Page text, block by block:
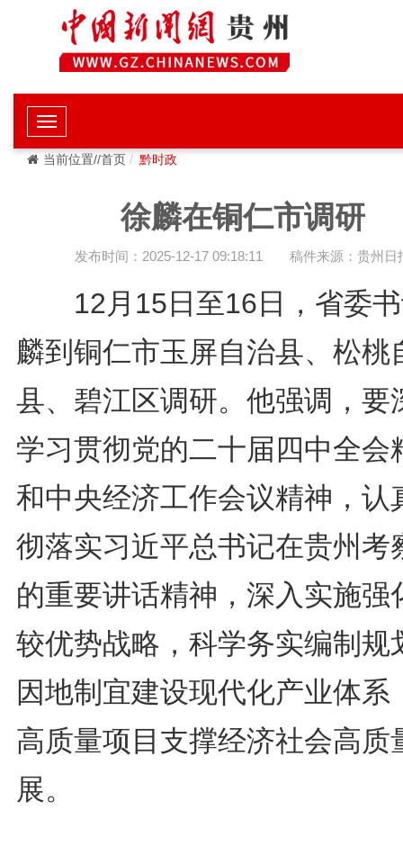
当前位置//首页 黔时政
徐麟在铜仁市调研
发布时间：2025-12-17 09:18:11 稿件来源：贵州日
12月15日至16日，省委书
麟到铜仁市玉屏自治县、松桃
县、碧江区调研。他强调，要
学习贯彻党的二十届四中全会
和中央经济工作会议精神，认
彻落实习近平总书记在贵州考
的重要讲话精神，深入实施强
较优势战略，科学务实编制规
因地制宜建设现代化产业体系
高质量项目支撑经济社会高质
展。